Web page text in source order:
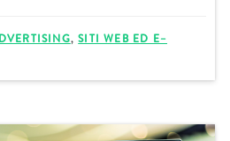
,SITI WEB ED E–